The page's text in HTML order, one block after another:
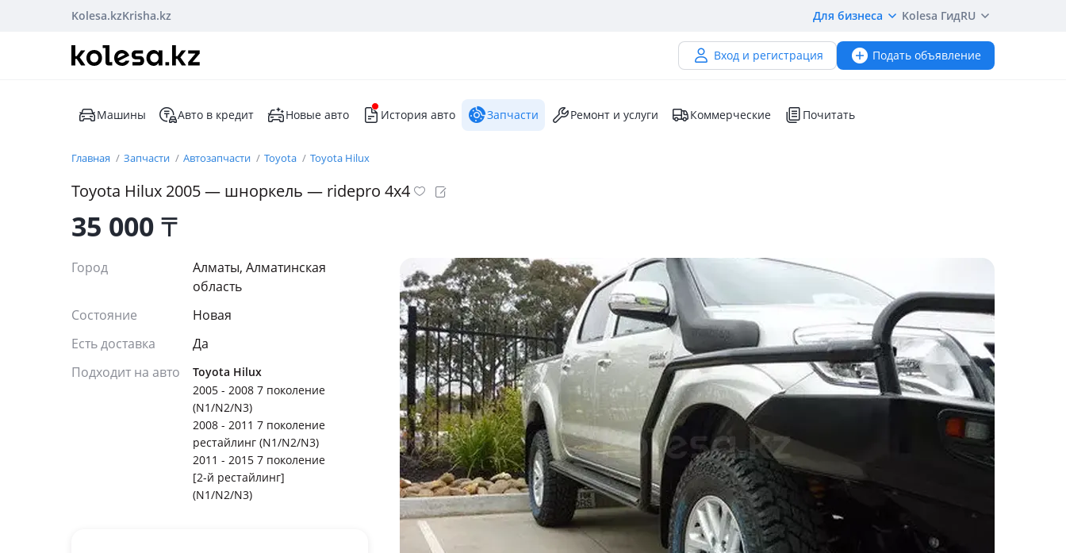
Kolesa.kzKrisha.kz Для бизнеса Kolesa ГидRU
Вход и регистрация Подать объявление
Машины Авто в кредит Новые авто История авто Запчасти Ремонт и услуги Коммерческие Почитать
Главная Запчасти Автозапчасти Toyota Toyota Hilux
Toyota Hilux 2005 — шноркель — ridepro 4x4
35 000₸
Город
Алматы, Алматинская
область
Состояние
Новая
Есть доставка
Да
Подходит на авто
Toyota Hilux
2005 - 2008 7 поколение
(N1/N2/N3)
2008 - 2011 7 поколение
рестайлинг (N1/N2/N3)
2011 - 2015 7 поколение
[2-й рестайлинг]
(N1/N2/N3)